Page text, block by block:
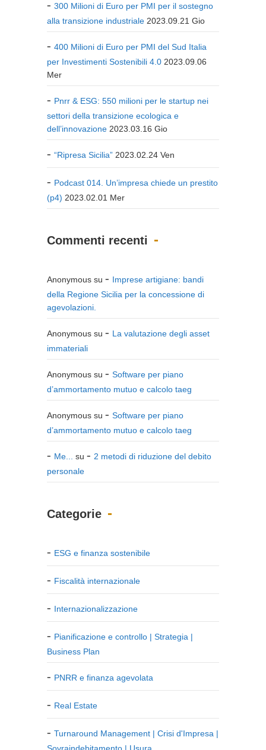
300 Milioni di Euro per PMI per il sostegno
alla transizione industriale 2023.09.21 Gio
400 Milioni di Euro per PMI del Sud Italia
per Investimenti Sostenibili 4.0 2023.09.06
Mer
Pnrr & ESG: 550 milioni per le startup nei
settori della transizione ecologica e
dell’innovazione 2023.03.16 Gio
“Ripresa Sicilia” 2023.02.24 Ven
Podcast 014. Un’impresa chiede un prestito
(p4) 2023.02.01 Mer
Commenti recenti
Anonymous su
Imprese artigiane: bandi
della Regione Sicilia per la concessione di
agevolazioni.
Anonymous su
La valutazione degli asset
immateriali
Anonymous su
Software per piano
d’ammortamento mutuo e calcolo taeg
Anonymous su
Software per piano
d’ammortamento mutuo e calcolo taeg
Me... su
2 metodi di riduzione del debito
personale
Categorie
ESG e finanza sostenibile
Fiscalità internazionale
Internazionalizzazione
Pianificazione e controllo | Strategia |
Business Plan
PNRR e finanza agevolata
Real Estate
Turnaround Management | Crisi d'Impresa |
Sovraindebitamento | Usura